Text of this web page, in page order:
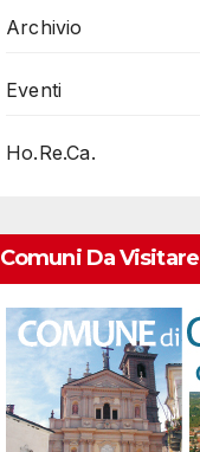
Archivio
Eventi
Ho.Re.Ca.
Comuni Da Visitare